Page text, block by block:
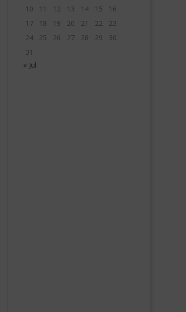
10
11 12 13 14 15
16
17
18 19 20 21 22
23
24
25 26 27 28 29
30
31
« Jul